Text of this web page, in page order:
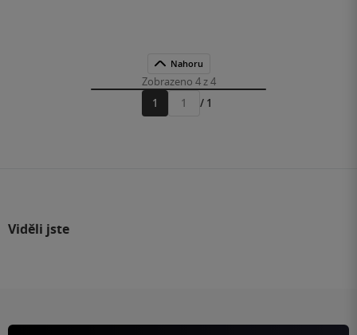
Nahoru
Zobrazeno 4 z 4
1
Přejít
/ 1
Viděli jste